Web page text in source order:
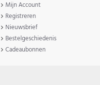
Mijn Account
Registreren
Nieuwsbrief
Bestelgeschiedenis
Cadeaubonnen